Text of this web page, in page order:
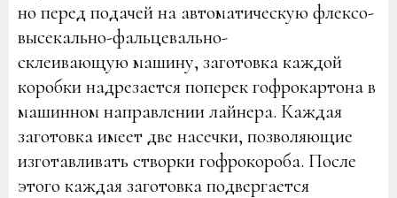
но перед подачей на автоматическую флексо-
высекально-фальцевально-
склеивающую машину, заготовка каждой
коробки надрезается поперек гофрокартона в
машинном направлении лайнера. Каждая
заготовка имеет две насечки, позволяющие
изготавливать створки гофрокороба. После
этого каждая заготовка подвергается